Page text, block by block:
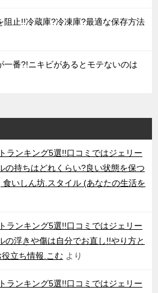
阻止!!冷蔵庫?冷凍庫?最適な保存方法
一番?!ニキビがあるとモテないのは
ランキング5選!!口コミではジェリー
の持ちはどれくらい?良い状態を保つ
いしん坊.スタイル (あなたの生活を
ランキング5選!!口コミではジェリー
の浮きや傷は自分でお直し!!やり方と
立ち情報.こむ より
ランキング5選!!口コミではジェリー